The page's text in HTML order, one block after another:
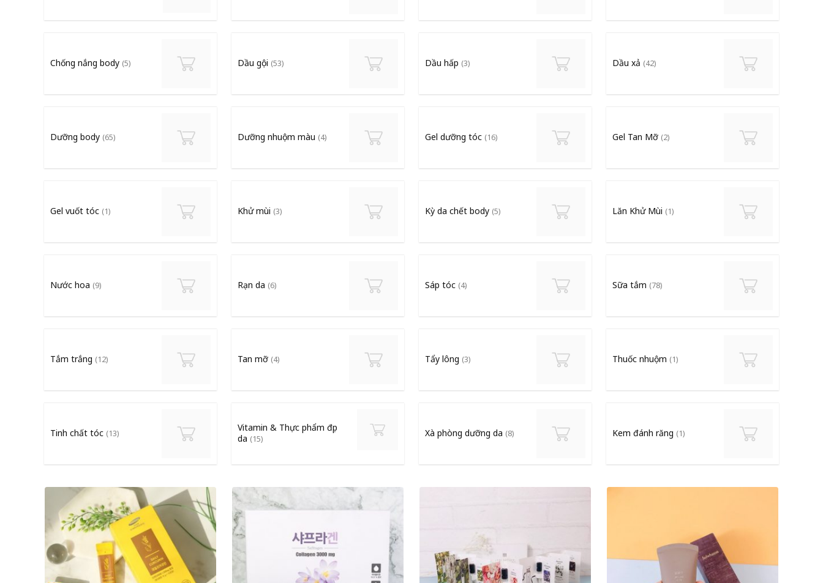
Chống nắng body (5) Dầu gội (53) Dầu hấp (3) Dầu xả (42)
Dưỡng body (65) Dưỡng nhuộm màu (4) Gel dưỡng tóc (16) Gel Tan Mỡ (2)
Gel vuốt tóc (1) Khử mùi (3) Kỳ da chết body (5) Lăn Khử Mùi (1)
Nước hoa (9) Rạn da (6) Sáp tóc (4) Sữa tắm (78)
Tắm trắng (12) Tan mỡ (4) Tẩy lông (3) Thuốc nhuộm (1)
Tinh chất tóc (13)
Vitamin & Thực phẩm đẹp
da (15)
Xà phòng dưỡng da (8) Kem đánh răng (1)